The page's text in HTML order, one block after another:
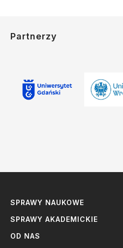
Partnerzy
SPRAWY NAUKOWE
SPRAWY AKADEMICKIE
OD NAS